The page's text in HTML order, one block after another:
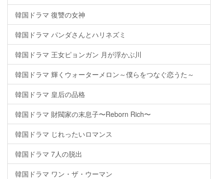
韓国ドラマ 復讐の女神
韓国ドラマ パンダさんとハリネズミ
韓国ドラマ 王女ピョンガン 月が浮かぶ川
韓国ドラマ 輝くウォーターメロン～僕らをつなぐ恋うた～
韓国ドラマ 皇后の品格
韓国ドラマ 財閥家の末息子〜Reborn Rich〜
韓国ドラマ じれったいロマンス
韓国ドラマ 7人の脱出
韓国ドラマ ワン・ザ・ウーマン